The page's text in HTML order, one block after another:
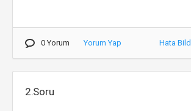
0 Yorum Yorum Yap Hata
2.Soru